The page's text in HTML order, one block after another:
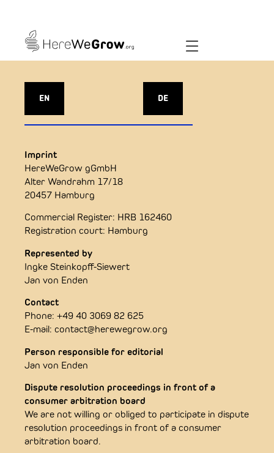
EN DE
Imprint
HereWeGrow gGmbH
Alter Wandrahm 17/18
20457 Hamburg
Commercial Register: HRB 162460
Registration court: Hamburg
Represented by
Ingke Steinkopff-Siewert
Jan von Enden
Contact
Phone: +49 40 3069 82 625
E-mail: contact@herewegrow.org
Person responsible for editorial
Jan von Enden
Dispute resolution proceedings in front of a
consumer arbitration board
We are not willing or obliged to participate in dispute
resolution proceedings in front of a consumer
arbitration board.